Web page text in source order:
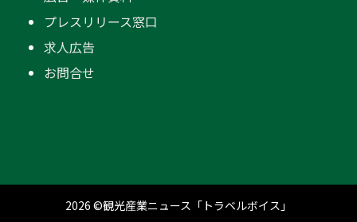
プレスリリース窓口
求人広告
お問合せ
2026 ©観光産業ニュース「トラベルボイス」